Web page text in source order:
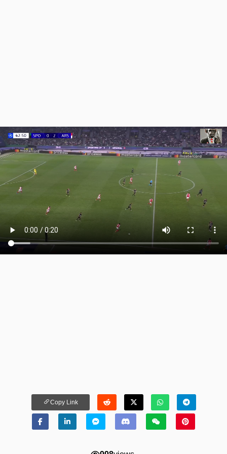
Copy Link